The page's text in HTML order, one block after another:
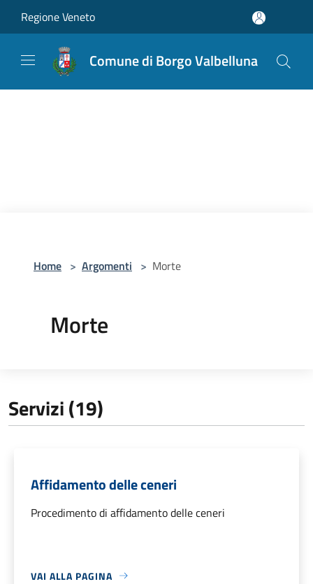
Regione Veneto
Comune di Borgo Valbelluna
Home > Argomenti > Morte
Morte
Servizi (19)
Affidamento delle ceneri
Procedimento di affidamento delle ceneri
VAI ALLA PAGINA